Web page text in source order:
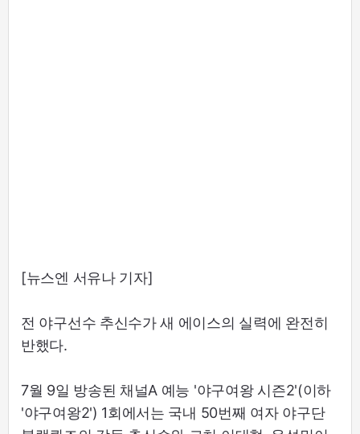
[뉴스엔 서유나 기자]
전 야구선수 추신수가 새 에이스의 실력에 완전히
반했다.
7월 9일 방송된 채널A 예능 '야구여왕 시즌2'(이하
'야구여왕2') 1회에서는 국내 50번째 여자 야구단